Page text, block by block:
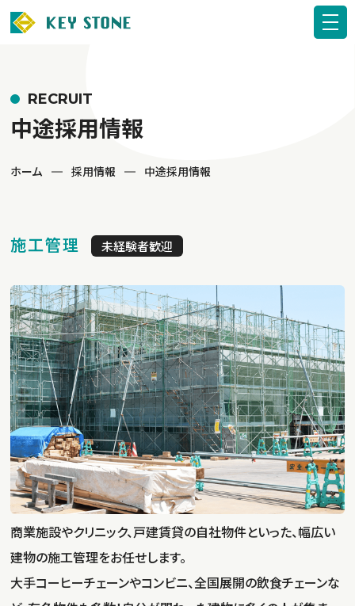
RECRUIT
中途採用情報
ホーム 採用情報 中途採用情報
施工管理 未経験者歓迎
商業施設やクリニック、戸建賃貸の自社物件といった、幅広い
建物の施工管理をお任せします。
大手コーヒーチェーンやコンビニ、全国展開の飲食チェーンな